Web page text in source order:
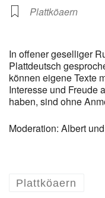
Plattköaern
In offener geselliger
Plattdeutsch
können eigene Texte
Interesse und Freude
haben, sind ohne
Moderation: Albert
Plattköaern